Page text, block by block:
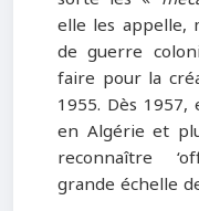
elle les appelle,
de guerre
faire pour la
1955. Dès
en Algérie et
reconnaître
grande échelle